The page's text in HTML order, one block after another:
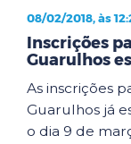
08/02/2018, às
Inscrições
Guarulhos
As inscrições
Guarulhos já
o dia 9 de